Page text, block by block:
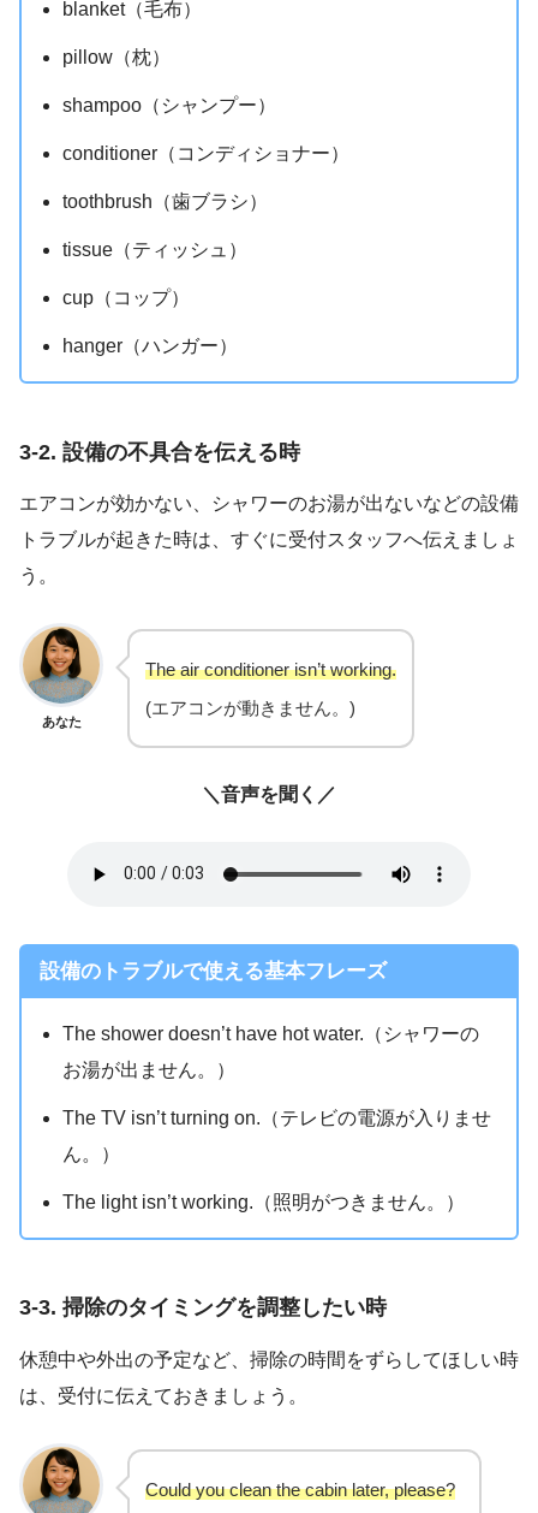
blanket（毛布）
pillow（枕）
shampoo（シャンプー）
conditioner（コンディショナー）
toothbrush（歯ブラシ）
tissue（ティッシュ）
cup（コップ）
hanger（ハンガー）
3-2. 設備の不具合を伝える時
エアコンが効かない、シャワーのお湯が出ないなどの設備
トラブルが起きた時は、すぐに受付スタッフへ伝えましょ
う。
あなた
The air conditioner isn’t working.
(エアコンが動きません。)
＼音声を聞く／
設備のトラブルで使える基本フレーズ
The shower doesn’t have hot water.（シャワーの
お湯が出ません。）
The TV isn’t turning on.（テレビの電源が入りませ
ん。）
The light isn’t working.（照明がつきません。）
3-3. 掃除のタイミングを調整したい時
休憩中や外出の予定など、掃除の時間をずらしてほしい時
は、受付に伝えておきましょう。
Could you clean the cabin later, please?